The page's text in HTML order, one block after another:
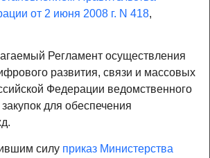
от 2 июня 2008 г. N 418,
Регламент осуществления
развития, связи и массовых
Федерации ведомственного
для обеспечения
силу приказ Министерства